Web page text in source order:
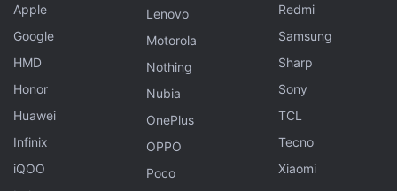
Apple
Google
HMD
Honor
Huawei
Infinix
iQOO
Lenovo
Motorola
Nothing
Nubia
OnePlus
OPPO
Poco
Redmi
Samsung
Sharp
Sony
TCL
Tecno
Xiaomi